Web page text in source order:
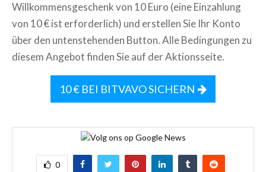
Willkommensgeschenk von 10 Euro (eine Einzahlung
von 10 € ist erforderlich) und erstellen Sie Ihr Konto
über den untenstehenden Button. Alle Bedingungen zu
diesem Angebot finden Sie auf der Aktionsseite.
10 € BEI BITVAVO SICHERN
0